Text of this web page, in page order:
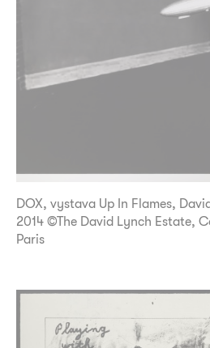
DOX, vystava Up In Flames,
2014 ©The David Lynch Estate,
Paris